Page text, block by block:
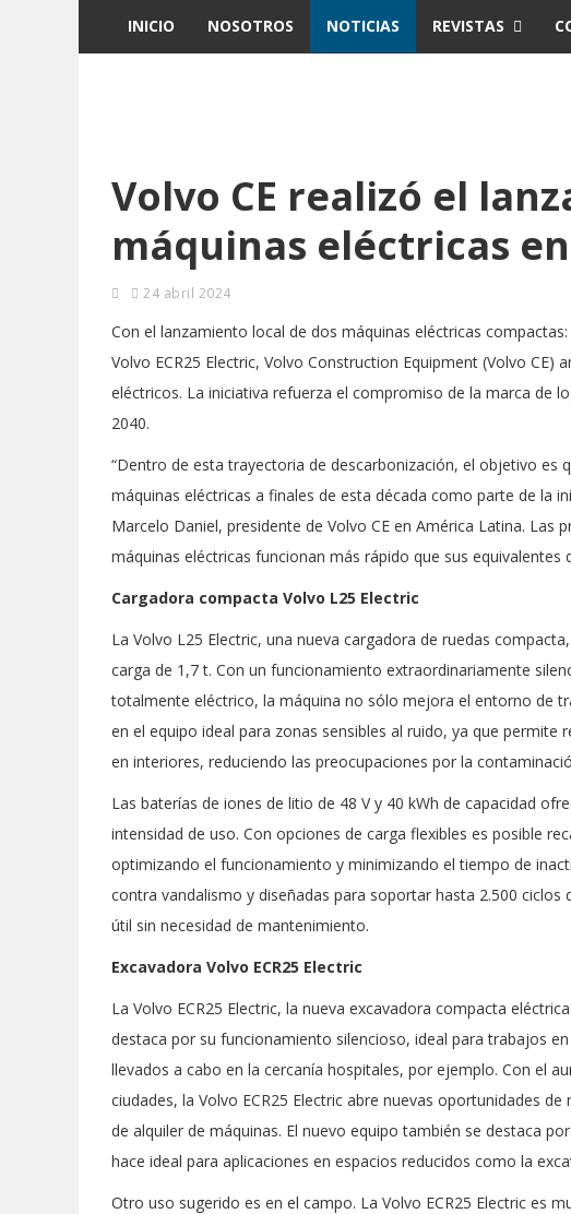
INICIO NOSOTROS NOTICIAS REVISTAS
Volvo CE realizó el
máquinas eléctricas
24 abril 2024
Con el lanzamiento local de dos máquinas eléctricas
Volvo ECR25 Electric, Volvo Construction Equipment (Volvo
eléctricos. La iniciativa refuerza el compromiso de la marca de
2040.
“Dentro de esta trayectoria de descarbonización, el objetivo es
máquinas eléctricas a finales de esta década como parte de la
Marcelo Daniel, presidente de Volvo CE en América Latina. Las
máquinas eléctricas funcionan más rápido que sus
Cargadora compacta Volvo L25 Electric
La Volvo L25 Electric, una nueva cargadora de ruedas
carga de 1,7 t. Con un funcionamiento extraordinariamente
totalmente eléctrico, la máquina no sólo mejora el entorno de
en el equipo ideal para zonas sensibles al ruido, ya que
en interiores, reduciendo las preocupaciones por la
Las baterías de iones de litio de 48 V y 40 kWh de capacidad
intensidad de uso. Con opciones de carga flexibles es posible
optimizando el funcionamiento y minimizando el tiempo de
contra vandalismo y diseñadas para soportar hasta 2.500
útil sin necesidad de mantenimiento.
Excavadora Volvo ECR25 Electric
La Volvo ECR25 Electric, la nueva excavadora compacta
destaca por su funcionamiento silencioso, ideal para trabajos
llevados a cabo en la cercanía hospitales, por ejemplo. Con el
ciudades, la Volvo ECR25 Electric abre nuevas oportunidades
de alquiler de máquinas. El nuevo equipo también se destaca
hace ideal para aplicaciones en espacios reducidos como la
Otro uso sugerido es en el campo. La Volvo ECR25 Electric es